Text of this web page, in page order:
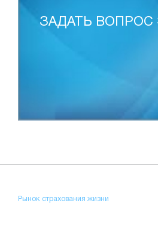
ЗАДАТЬ ВОПРОС
Рынок страхования жизни